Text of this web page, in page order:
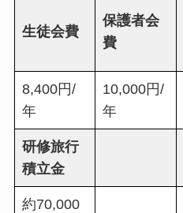
生徒会費
保護者会
費
8,400円/
年
10,000円/
年
研修旅行
積立金
約70,000